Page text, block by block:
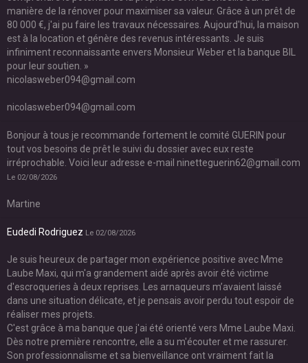
manière de la rénover pour maximiser sa valeur. Grâce à un prêt de
80 000 €, j'ai pu faire les travaux nécessaires. Aujourd'hui, la maison
est à la location et génère des revenus intéressants. Je suis
infiniment reconnaissante envers Monsieur Weber et la banque BIL
pour leur soutien. »
nicolasweber094@gmail.com
nicolasweber094@gmail.com
Bonjour à tous je recommande fortement le comité GUERIN pour
tout vos besoins de prêt le suivi du dossier avec eux reste
irréprochable. Voici leur adresse e-mail ninetteguerin62@gmail.com
Le 02/08/2026
Martine
Eudedi Rodriguez Le 02/08/2026
Je suis heureux de partager mon expérience positive avec Mme
Laube Maxi, qui m'a grandement aidé après avoir été victime
d'escroqueries à deux reprises. Les arnaqueurs m’avaient laissé
dans une situation délicate, et je pensais avoir perdu tout espoir de
réaliser mes projets.
C'est grâce à ma banque que j'ai été orienté vers Mme Laube Maxi.
Dès notre première rencontre, elle a su m'écouter et me rassurer.
Son professionnalisme et sa bienveillance ont vraiment fait la